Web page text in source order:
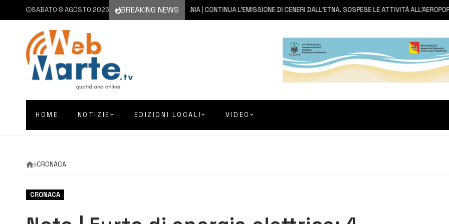
SABATO 8 AGOSTO 2026 BREAKING NEWS
8 AGOSTO 2026 CATANIA | CONTINUA L’EMISSIONE DI CENERI DALL’ETNA. SOSPESE LE ATTIVITÀ ALL’AEROPORTO
HOME NOTIZIE EDIZIONI LOCALI VIDEO
CRONACA
CRONACA